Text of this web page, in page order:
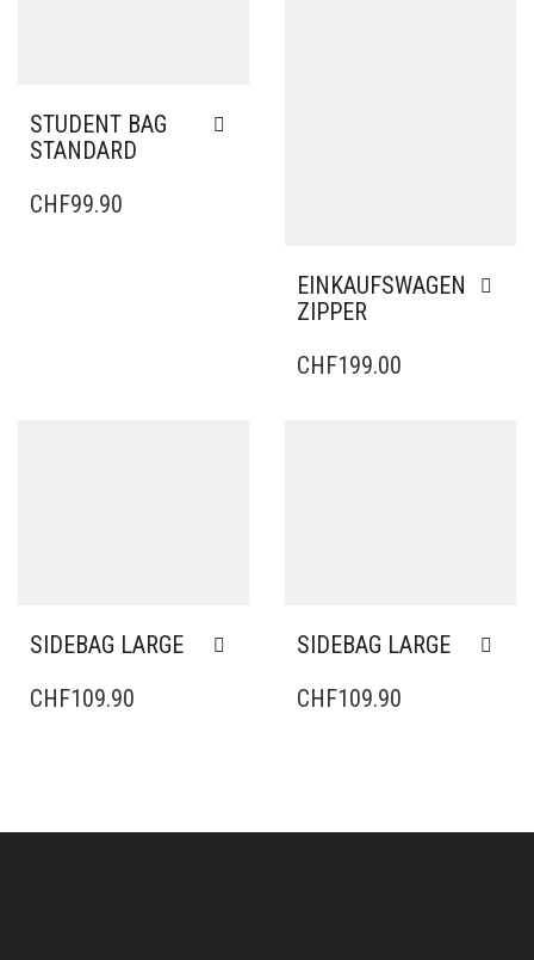
STUDENT BAG
STANDARD
CHF99.90
EINKAUFSWAGEN
ZIPPER
CHF199.00
SIDEBAG LARGE
CHF109.90
SIDEBAG LARGE
CHF109.90